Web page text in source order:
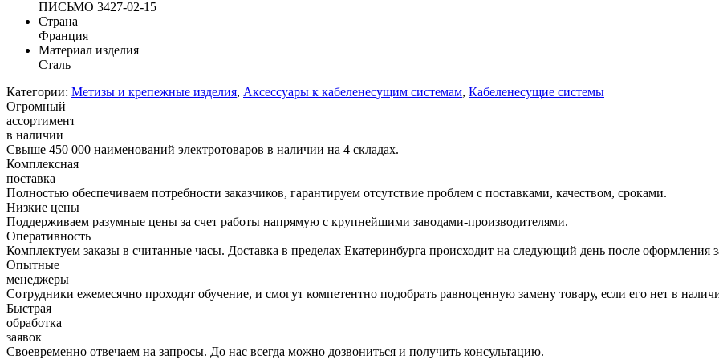
ПИСЬМО 3427-02-15
Страна
Франция
Материал изделия
Сталь
Категории: Метизы и крепежные изделия, Аксессуары к кабеленесущим системам, Кабеленесущие системы
Огромный
ассортимент
в наличии
Свыше 450 000 наименований электротоваров в наличии на 4 складах.
Комплексная
поставка
Полностью обеспечиваем потребности заказчиков, гарантируем отсутствие проблем с поставками, качеством, сроками.
Низкие цены
Поддерживаем разумные цены за счет работы напрямую с крупнейшими заводами-производителями.
Оперативность
Комплектуем заказы в считанные часы. Доставка в пределах Екатеринбурга происходит на следующий день после оформления
Опытные
менеджеры
Сотрудники ежемесячно проходят обучение, и смогут компетентно подобрать равноценную замену товару, если его нет в
Быстрая
обработка
заявок
Своевременно отвечаем на запросы. До нас всегда можно дозвониться и получить консультацию.